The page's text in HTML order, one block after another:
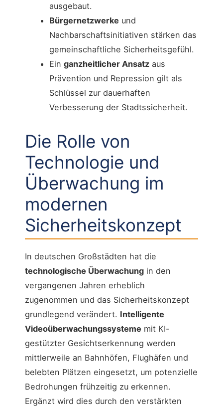
ausgebaut.
Bürgernetzwerke und
Nachbarschaftsinitiativen stärken das
gemeinschaftliche Sicherheitsgefühl.
Ein ganzheitlicher Ansatzaus
Prävention und Repression gilt als
Schlüssel zur dauerhaften
Verbesserung der Stadtssicherheit.
Die Rolle von
Technologie und
Überwachung im
modernen
Sicherheitskonzept
In deutschen Großstädten hat die
technologische Überwachung in den
vergangenen Jahren erheblich
zugenommen und das Sicherheitskonzept
grundlegend verändert. Intelligente
Videoüberwachungssysteme mit KI-
gestützter Gesichtserkennung werden
mittlerweile an Bahnhöfen, Flughäfen und
belebten Plätzen eingesetzt, um potenzielle
Bedrohungen frühzeitig zu erkennen.
Ergänzt wird dies durch den verstärkten